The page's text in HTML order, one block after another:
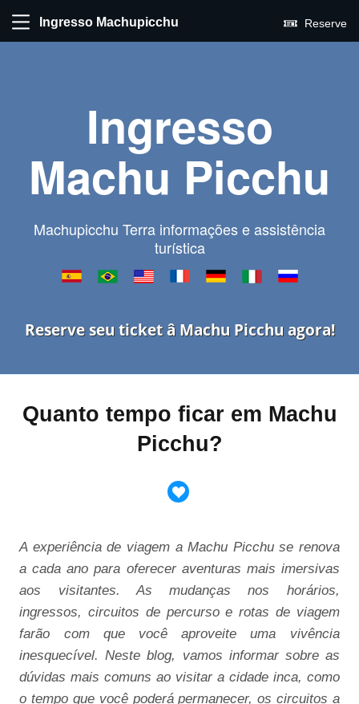
Ingresso Machupicchu Reserve
Ingresso
Machu Picchu
Machupicchu Terra informações e assistência
turística
Reserve seu ticket â Machu Picchu agora!
Quanto tempo ficar em Machu
Picchu?
A experiência de viagem a Machu Picchu se renova
a cada ano para oferecer aventuras mais imersivas
aos visitantes. As mudanças nos horários,
ingressos, circuitos de percurso e rotas de viagem
farão com que você aproveite uma vivência
inesquecível. Neste blog, vamos informar sobre as
dúvidas mais comuns ao visitar a cidade inca, como
o tempo que você poderá permanecer, os circuitos a